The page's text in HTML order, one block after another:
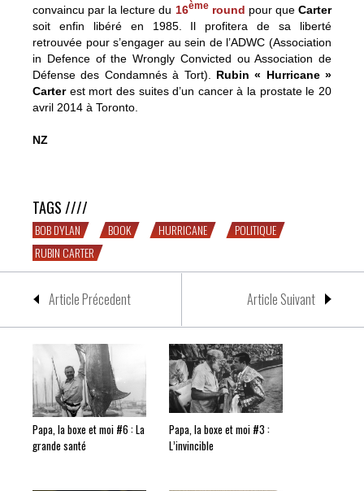
convaincu par la lecture du 16èmeround pour queCarter
soit enfin libéré en 1985. Il profitera de sa liberté
retrouvée pour s’engager au sein de l’ADWC (Association
in Defence of the Wrongly Convicted ou Association de
Défense des Condamnés à Tort). Rubin « Hurricane »
Carterest mort des suites d’un cancer à la prostate le 20
avril 2014 à Toronto.
NZ
TAGS ////
BOB DYLAN BOOK HURRICANE
POLITIQUE
RUBIN CARTER
Article Précedent Article Suivant
Papa, la boxe et moi #6 : La
grande santé
Papa, la boxe et moi #3 :
L’invincible